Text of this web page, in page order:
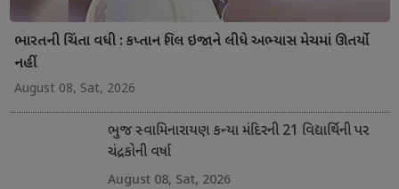
ભારતની ચિંતા વધી : કપ્તાન ગિલ ઇજાને લીધે અભ્યાસ મેચમાં ઊતર્યો
નહીં
August 08, Sat, 2026
ભુજ સ્વામિનારાયણ કન્યા મંદિરની 21 વિદ્યાર્થિની પર
ચંદ્રકોની વર્ષા
August 08, Sat, 2026